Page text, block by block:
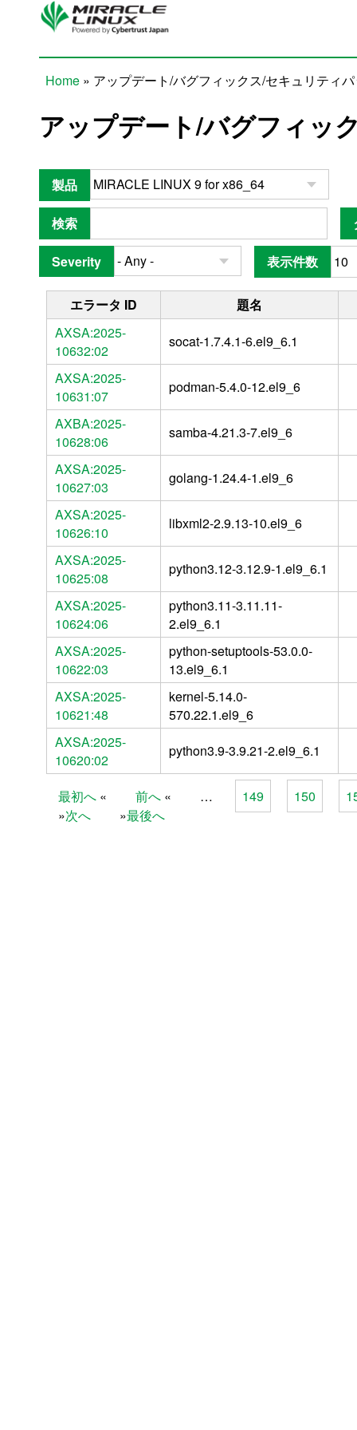
Skip to main content
Home » アップデート/バグフィックス/セキュリティ
アップデート/バグフィッ
製品
検索
Severity 表示件数
エラータ ID
題名
AXSA:2025-
10632:02
socat-1.7.4.1-6.el9_6.1
AXSA:2025-
10631:07
podman-5.4.0-12.el9_6
AXBA:2025-
10628:06
samba-4.21.3-7.el9_6
AXSA:2025-
10627:03
golang-1.24.4-1.el9_6
AXSA:2025-
10626:10
libxml2-2.9.13-10.el9_6
AXSA:2025-
10625:08
python3.12-3.12.9-1.el9_6.1
AXSA:2025-
10624:06
python3.11-3.11.11-
2.el9_6.1
AXSA:2025-
10622:03
python-setuptools-53.0.0-
13.el9_6.1
AXSA:2025-
10621:48
kernel-5.14.0-
570.22.1.el9_6
AXSA:2025-
10620:02
python3.9-3.9.21-2.el9_6.1
Pages
最初へ 前へ … 149 150
次へ
最後へ